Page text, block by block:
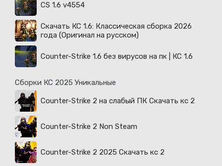
CS 1.6 v4554
Скачать КС 1.6: Классическая сборка 2026
года (Оригинал на русском)
Counter-Strike 1.6 без вирусов на пк | КС 1.6
Сборки КС 2025 Уникальные
Counter-Strike 2 на слабый ПК Скачать кс 2
Counter-Strike 2 Non Steam
Counter-Strike 2 2025 Скачать кс 2